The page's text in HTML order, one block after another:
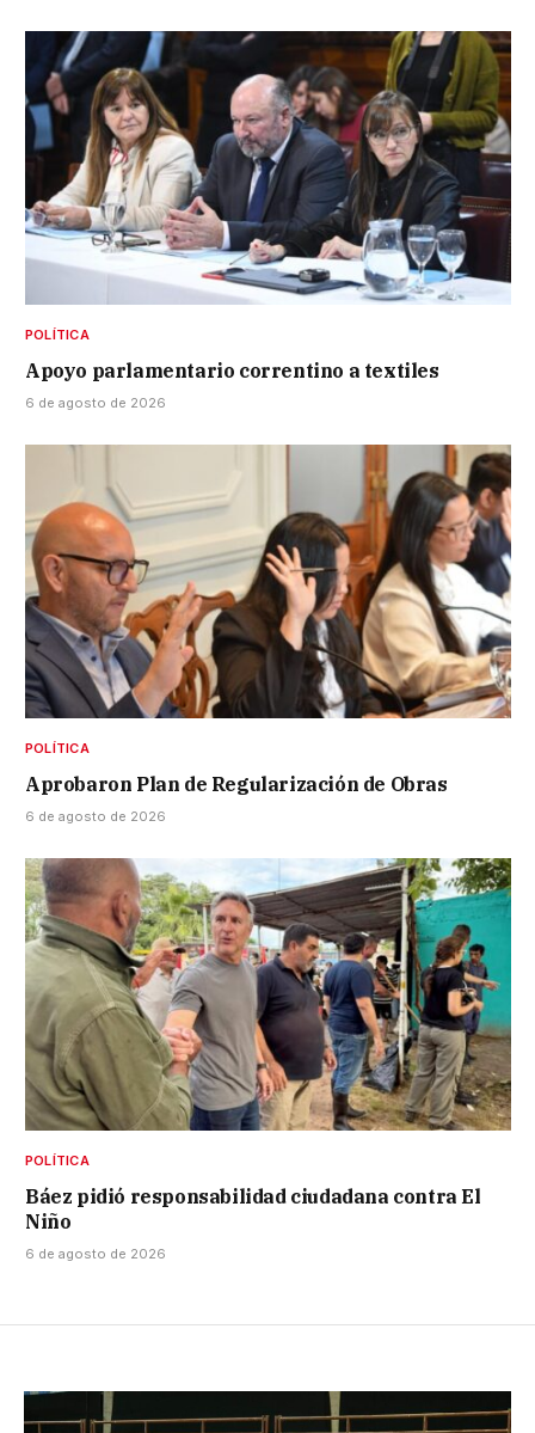
POLÍTICA
Apoyo parlamentario correntino a textiles
6 de agosto de 2026
POLÍTICA
Aprobaron Plan de Regularización de Obras
6 de agosto de 2026
POLÍTICA
Báez pidió responsabilidad ciudadana contra El
Niño
6 de agosto de 2026